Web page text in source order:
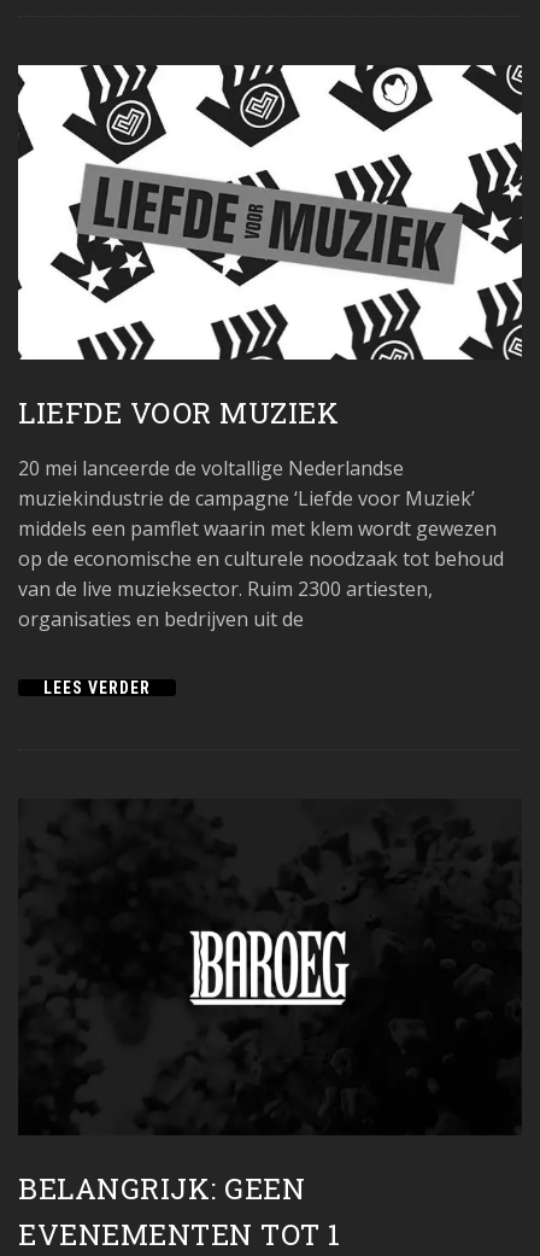
LIEFDE VOOR MUZIEK
20 mei lanceerde de voltallige Nederlandse
muziekindustrie de campagne ‘Liefde voor Muziek’
middels een pamflet waarin met klem wordt gewezen
op de economische en culturele noodzaak tot behoud
van de live muzieksector. Ruim 2300 artiesten,
organisaties en bedrijven uit de
LEES VERDER
BELANGRIJK: GEEN
EVENEMENTEN TOT 1